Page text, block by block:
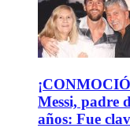
Messi, padre
años: Fue